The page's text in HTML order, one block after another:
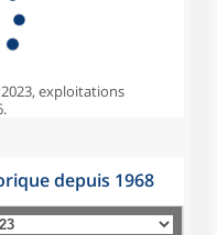
exploitations
depuis 1968